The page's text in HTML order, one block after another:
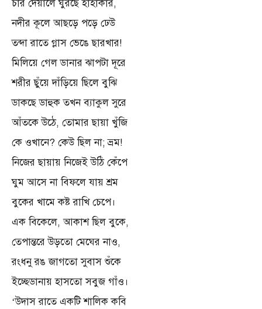
চার দেয়ালে ঘুরছে হাহাকার,
নদীর কূলে আছড়ে পড়ে ঢেউ
তব্দা রাতে গ্লাস ভেঙে ছারখার!
মিলিয়ে গেল ডানার ঝাপটা দূরে
শরীর ছুঁয়ে দাঁড়িয়ে ছিলে বুঝি
ডাকছে ডাহুক তখন ব্যাকুল সুরে
আঁতকে উঠে, তোমার ছায়া খুঁজি
কে ওখানে? কেউ ছিল না; ভ্রম!
নিজের ছায়ায় নিজেই উঠি কেঁপে
ঘুম আসে না বিফলে যায় শ্রম
বুকের খামে কষ্ট রাখি চেপে।
এক বিকেলে, আকাশ ছিল বুকে,
তেপান্তরে উড়তো মেঘের নাও,
রংধনু রঙ জাগতো সুবাস শুঁকে
ইচ্ছেডানায় হাসতো সবুজ গাঁও।
‘উদাস রাতে একটি শালিক কবি